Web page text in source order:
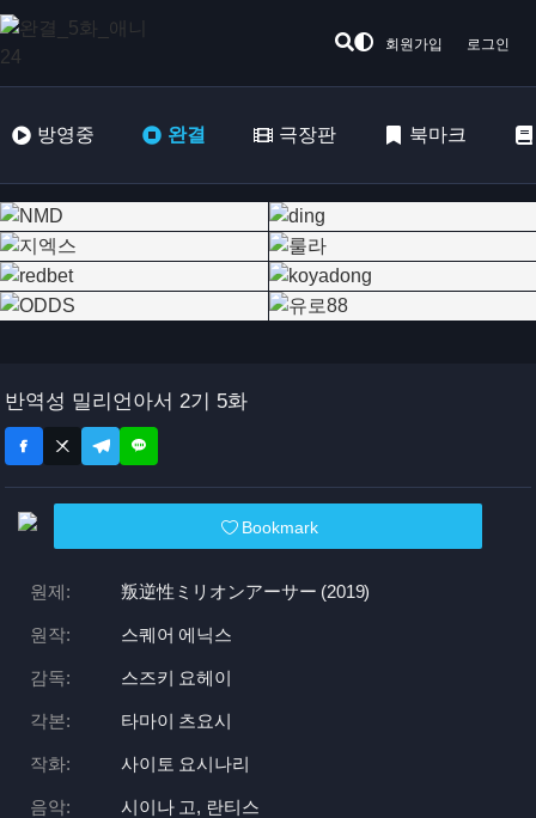
회원가입 로그인
방영중 완결 극장판 북마크
반역성 밀리언아서 2기 5화
Bookmark
원제: 叛逆性ミリオンアーサー (2019)
원작: 스퀘어 에닉스
감독: 스즈키 요헤이
각본: 타마이 츠요시
작화: 사이토 요시나리
음악: 시이나 고, 란티스